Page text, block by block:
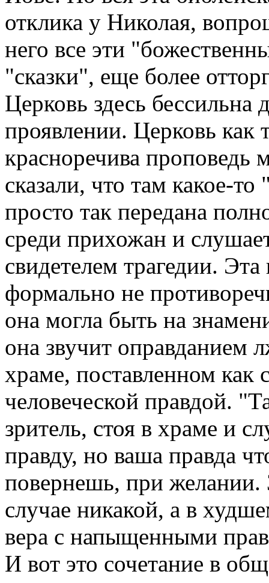
отклика у Николая,
него все эти
"сказки", еще более
Церковь здесь
проявлении. Церковь как
красноречива проповедь
сказали, что там какое-
просто так передана
среди прихожан и
свидетелем трагедии.
формально не
она могла быть на
она звучит оправданием
храме, поставленном как
человеческой правдой.
зритель, стоя в храме и
правду, но ваша правда
повернешь, при желании.
случае никакой, а в
вера с напыщенными
И вот это сочетание в